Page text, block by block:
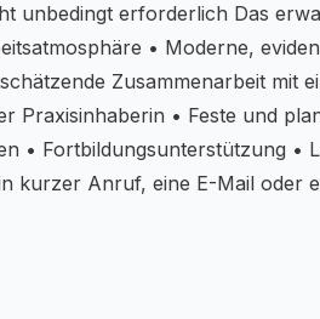
unbedingt erforderlich Das
• Moderne,
Zusammenarbeit mit
Praxisinhaberin • Feste und
• Fortbildungsunterstützung •
kurzer Anruf, eine E-Mail oder